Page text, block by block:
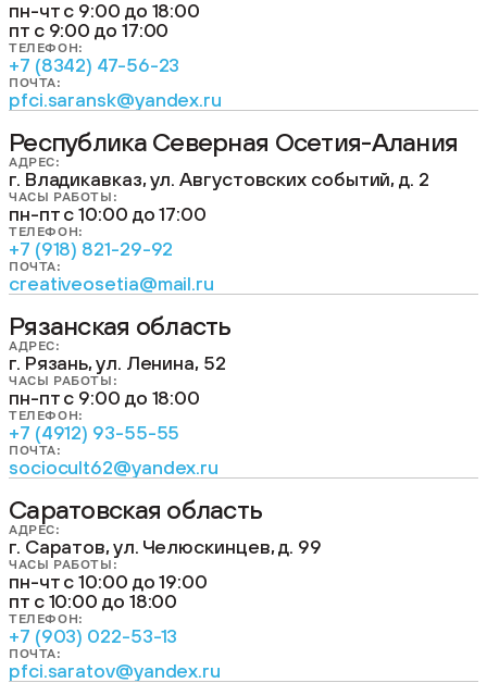
пн-чт с 9:00 до 18:00
пт с 9:00 до 17:00
ТЕЛЕФОН:
+7 (8342) 47-56-23
ПОЧТА:
pfci.saransk@yandex.ru
Республика Северная Осетия-Алания
АДРЕС:
г. Владикавказ, ул. Августовских событий, д. 2
ЧАСЫ РАБОТЫ:
пн-пт с 10:00 до 17:00
ТЕЛЕФОН:
+7 (918) 821-29-92
ПОЧТА:
creativeosetia@mail.ru
Рязанская область
АДРЕС:
г. Рязань, ул. Ленина, 52
ЧАСЫ РАБОТЫ:
пн-пт с 9:00 до 18:00
ТЕЛЕФОН:
+7 (4912) 93-55-55
ПОЧТА:
sociocult62@yandex.ru
Саратовская область
АДРЕС:
г. Саратов, ул. Челюскинцев, д. 99
ЧАСЫ РАБОТЫ:
пн-чт с 10:00 до 19:00
пт с 10:00 до 18:00
ТЕЛЕФОН:
+7 (903) 022-53-13
ПОЧТА:
pfci.saratov@yandex.ru